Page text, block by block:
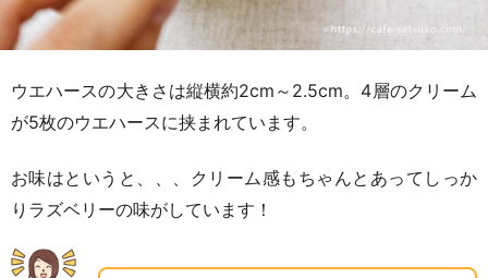
ウエハースの大きさは縦横約2cm～2.5cm。4層のクリーム
が5枚のウエハースに挟まれています。
お味はというと、、、クリーム感もちゃんとあってしっか
りラズベリーの味がしています！